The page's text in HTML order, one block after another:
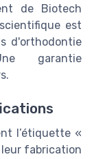
de Biotech
est
d'orthodontie
garantie
l’étiquette «
fabrication